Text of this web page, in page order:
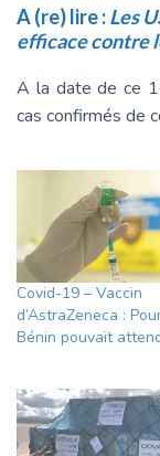
A (re) lire :Les
efficace contre
A la date de ce
cas confirmés de
Covid-19 – Vaccin
d’AstraZeneca :
Bénin pouvait